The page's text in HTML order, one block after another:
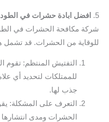
5.
افضل ابادة حشرات في
شركة مكافحة الحشرات في
للوقاية من الحشرات. قد تشمل
التفتيش المنتظم: تقوم
للممتلكات لتحديد أي
جذب لها.
التعرف على المشكلة:
الحشرات ومدى انتشارها